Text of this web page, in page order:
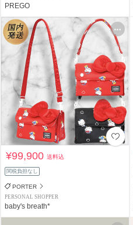
PREGO
¥99,900送料込
関税負担なし
PORTER
PERSONAL SHOPPER
baby's breath*